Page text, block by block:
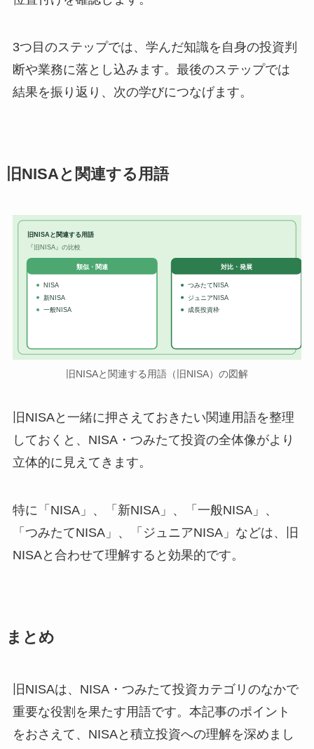
3つ目のステップでは、学んだ知識を自身の投資判
断や業務に落とし込みます。最後のステップでは
結果を振り返り、次の学びにつなげます。
旧NISAと関連する用語
旧NISAと関連する用語
『旧NISA』の比較
類似・関連
NISA
新NISA
一般NISA
対比・発展
つみたてNISA
ジュニアNISA
成長投資枠
旧NISAと関連する用語（旧NISA）の図解
旧NISAと一緒に押さえておきたい関連用語を整理
しておくと、NISA・つみたて投資の全体像がより
立体的に見えてきます。
特に「NISA」、「新NISA」、「一般NISA」、
「つみたてNISA」、「ジュニアNISA」などは、旧
NISAと合わせて理解すると効果的です。
まとめ
旧NISAは、NISA・つみたて投資カテゴリのなかで
重要な役割を果たす用語です。本記事のポイント
をおさえて、NISAと積立投資への理解を深めまし